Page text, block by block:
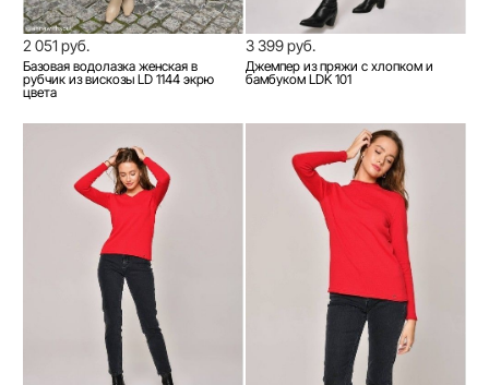
2 051 руб.
Базовая водолазка женская в
рубчик из вискозы LD 1144 экрю
цвета
3 399 руб.
Джемпер из пряжи с хлопком и
бамбуком LDK 101